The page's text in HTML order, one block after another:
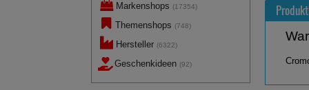
Markenshops (17354)
Themenshops (748)
Hersteller (6322)
Geschenkideen (92)